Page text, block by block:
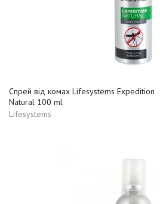
Спрей від комах Lifesystems Expedition
Natural 100 ml
Lifesystems